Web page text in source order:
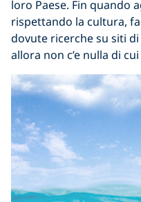
loro Paese. Fin quando
rispettando la cultura,
dovute ricerche su siti
allora non c’e nulla di